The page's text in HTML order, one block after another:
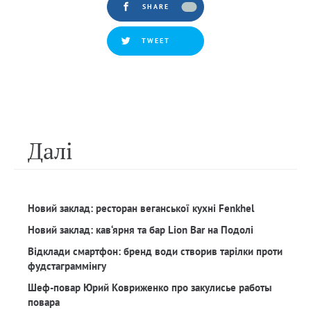
SHARE
TWEET
Далi
Новий заклад: ресторан веганської кухні Fenkhel
Новий заклад: кав‘ярня та бар Lion Bar на Подолі
Відклади смартфон: бренд води створив тарілки проти
фудстаграммінгу
Шеф-повар Юрий Ковриженко про закулисье работы
повара